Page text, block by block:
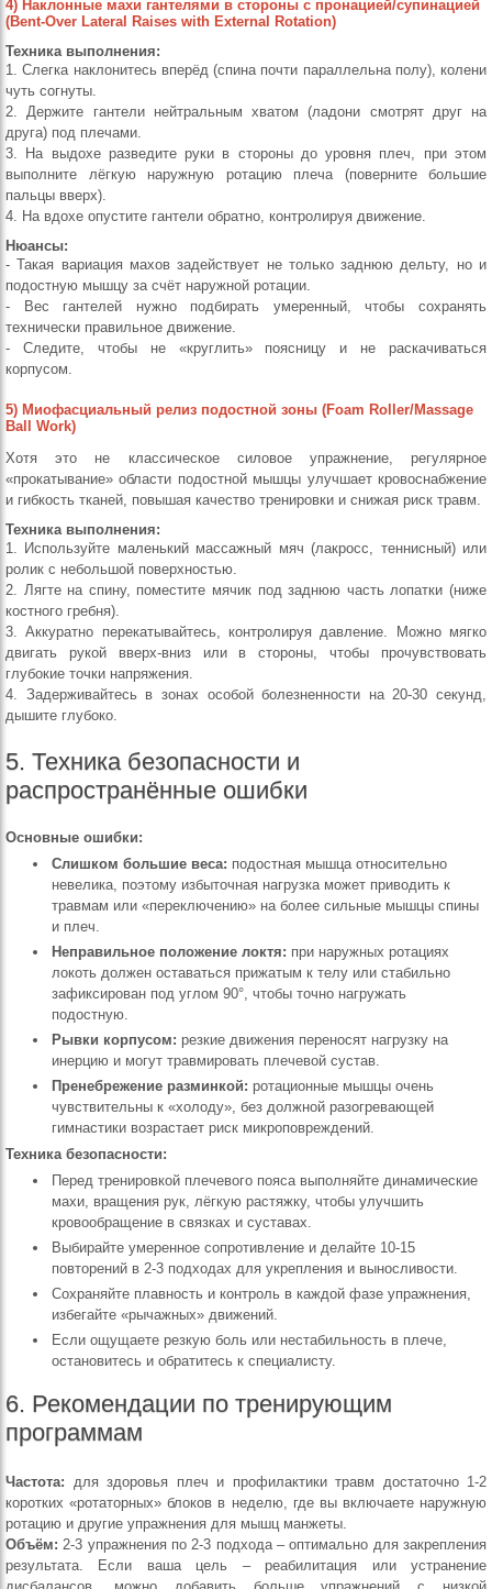
4) Наклонные махи гантелями в стороны с пронацией/супинацией
(Bent-Over Lateral Raises with External Rotation)
Техника выполнения:
1. Слегка наклонитесь вперёд (спина почти параллельна полу), колени
чуть согнуты.
2. Держите гантели нейтральным хватом (ладони смотрят друг на
друга) под плечами.
3. На выдохе разведите руки в стороны до уровня плеч, при этом
выполните лёгкую наружную ротацию плеча (поверните большие
пальцы вверх).
4. На вдохе опустите гантели обратно, контролируя движение.
Нюансы:
- Такая вариация махов задействует не только заднюю дельту, но и
подостную мышцу за счёт наружной ротации.
- Вес гантелей нужно подбирать умеренный, чтобы сохранять
технически правильное движение.
- Следите, чтобы не «круглить» поясницу и не раскачиваться
корпусом.
5) Миофасциальный релиз подостной зоны (Foam Roller/Massage
Ball Work)
Хотя это не классическое силовое упражнение, регулярное
«прокатывание» области подостной мышцы улучшает кровоснабжение
и гибкость тканей, повышая качество тренировки и снижая риск травм.
Техника выполнения:
1. Используйте маленький массажный мяч (лакросс, теннисный) или
ролик с небольшой поверхностью.
2. Лягте на спину, поместите мячик под заднюю часть лопатки (ниже
костного гребня).
3. Аккуратно перекатывайтесь, контролируя давление. Можно мягко
двигать рукой вверх-вниз или в стороны, чтобы прочувствовать
глубокие точки напряжения.
4. Задерживайтесь в зонах особой болезненности на 20-30 секунд,
дышите глубоко.
5. Техника безопасности и
распространённые ошибки
Основные ошибки:
Слишком большие веса: подостная мышца относительно
невелика, поэтому избыточная нагрузка может приводить к
травмам или «переключению» на более сильные мышцы спины
и плеч.
Неправильное положение локтя: при наружных ротациях
локоть должен оставаться прижатым к телу или стабильно
зафиксирован под углом 90°, чтобы точно нагружать
подостную.
Рывки корпусом: резкие движения переносят нагрузку на
инерцию и могут травмировать плечевой сустав.
Пренебрежение разминкой: ротационные мышцы очень
чувствительны к «холоду», без должной разогревающей
гимнастики возрастает риск микроповреждений.
Техника безопасности:
Перед тренировкой плечевого пояса выполняйте динамические
махи, вращения рук, лёгкую растяжку, чтобы улучшить
кровообращение в связках и суставах.
Выбирайте умеренное сопротивление и делайте 10-15
повторений в 2-3 подходах для укрепления и выносливости.
Сохраняйте плавность и контроль в каждой фазе упражнения,
избегайте «рычажных» движений.
Если ощущаете резкую боль или нестабильность в плече,
остановитесь и обратитесь к специалисту.
6. Рекомендации по тренирующим
программам
Частота: для здоровья плеч и профилактики травм достаточно 1-2
коротких «ротаторных» блоков в неделю, где вы включаете наружную
ротацию и другие упражнения для мышц манжеты.
Объём: 2-3 упражнения по 2-3 подхода – оптимально для закрепления
результата. Если ваша цель – реабилитация или устранение